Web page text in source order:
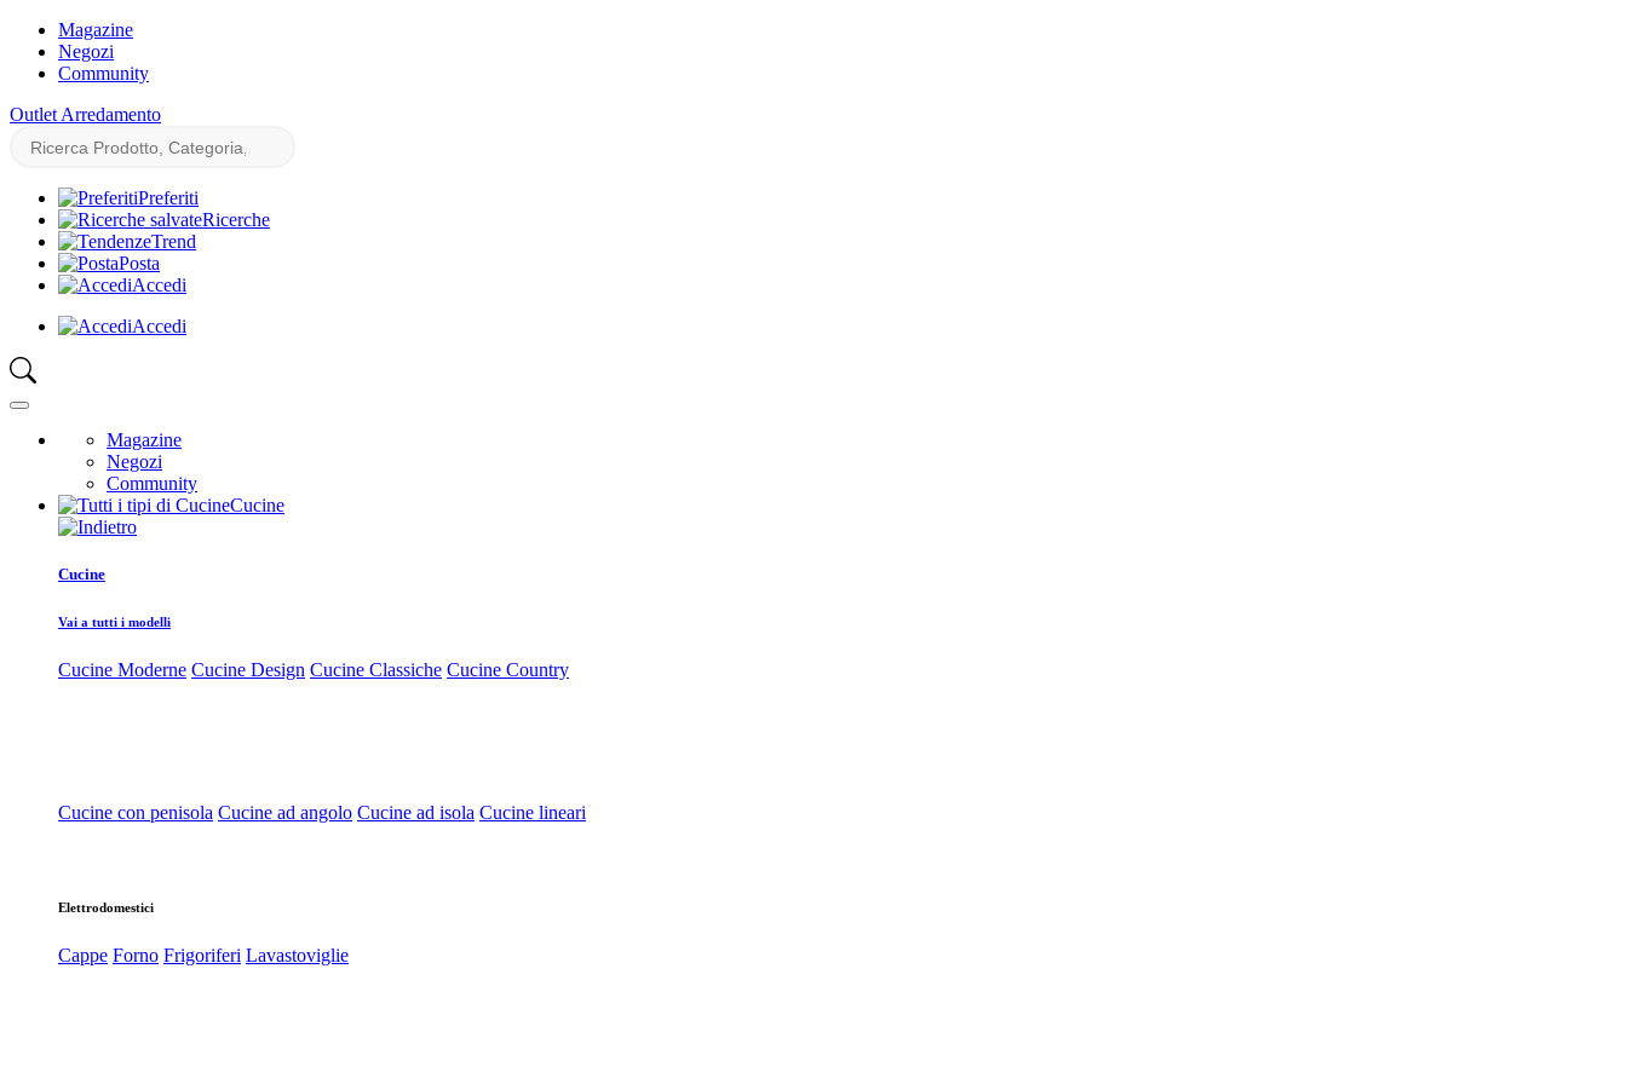
Magazine
Negozi
Community
Outlet Arredamento
Preferiti
Ricerche
Trend
Posta
Accedi
Accedi
Magazine
Negozi
Community
Cucine
Cucine
Vai a tutti i modelli
Cucine Moderne Cucine Design Cucine Classiche Cucine Country
Cucine con penisola Cucine ad angolo Cucine ad isola Cucine lineari
Elettrodomestici
Cappe Forno Frigoriferi Lavastoviglie